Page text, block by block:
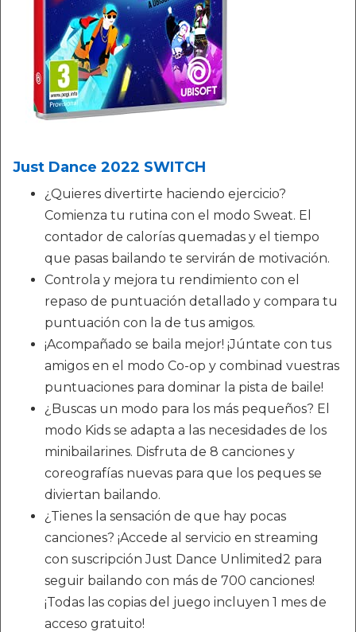
Just Dance 2022 SWITCH
¿Quieres divertirte haciendo ejercicio?
Comienza tu rutina con el modo Sweat. El
contador de calorías quemadas y el tiempo
que pasas bailando te servirán de motivación.
Controla y mejora tu rendimiento con el
repaso de puntuación detallado y compara tu
puntuación con la de tus amigos.
¡Acompañado se baila mejor! ¡Júntate con tus
amigos en el modo Co-op y combinad vuestras
puntuaciones para dominar la pista de baile!
¿Buscas un modo para los más pequeños? El
modo Kids se adapta a las necesidades de los
minibailarines. Disfruta de 8 canciones y
coreografías nuevas para que los peques se
diviertan bailando.
¿Tienes la sensación de que hay pocas
canciones? ¡Accede al servicio en streaming
con suscripción Just Dance Unlimited2 para
seguir bailando con más de 700 canciones!
¡Todas las copias del juego incluyen 1 mes de
acceso gratuito!